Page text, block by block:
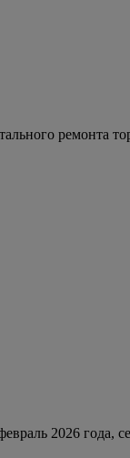
ремонта
2026 года,